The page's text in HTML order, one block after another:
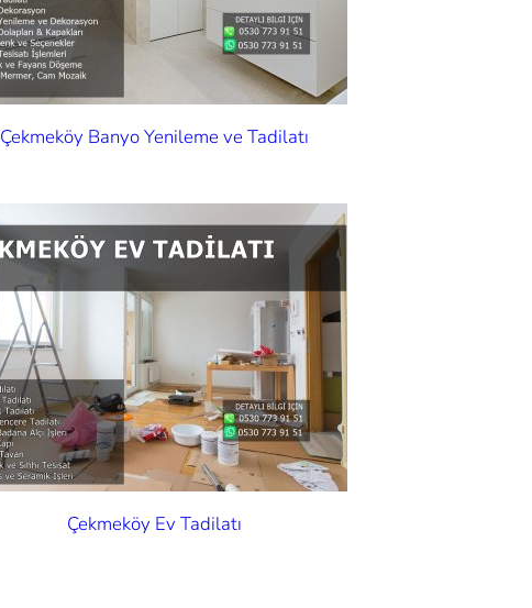
Çekmeköy Banyo Yenileme ve Tadilatı
Çekmeköy Ev Tadilatı